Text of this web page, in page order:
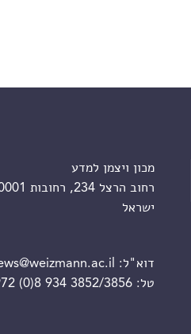
מכון ויצמן למדע
רחוב הרצל 234, רחובות 7610001
ישראל
דוא"ל:
טל:(0)8 934 3852/3856